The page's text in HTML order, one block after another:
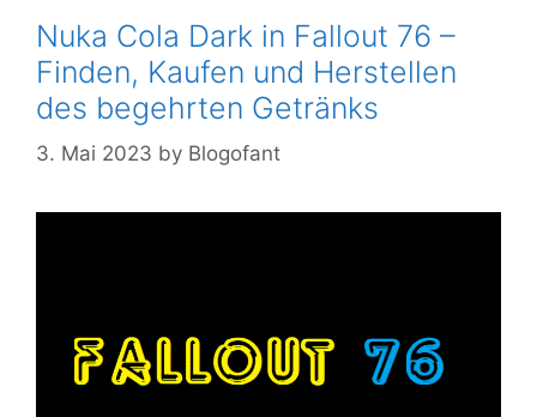
Nuka Cola Dark in Fallout 76 –
Finden, Kaufen und Herstellen
des begehrten Getränks
3. Mai 2023 by Blogofant